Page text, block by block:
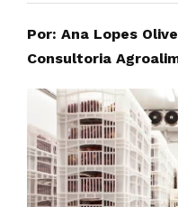
Por: Ana Lopes
Consultoria